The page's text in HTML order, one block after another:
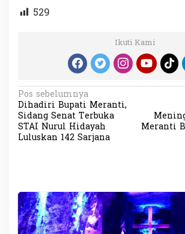
529
Ikuti Kami
N
a
v
s
i
Pos sebelumnya
Dihadiri Bupati Meranti,
Sidang Senat Terbuka
STAI Nurul Hidayah
Luluskan 142 Sarjana
Meranti